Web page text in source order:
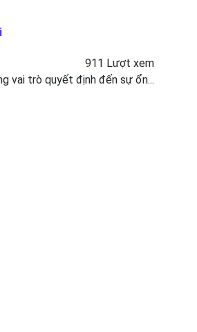
911 Lượt xem
vai trò quyết định đến sự ổn...